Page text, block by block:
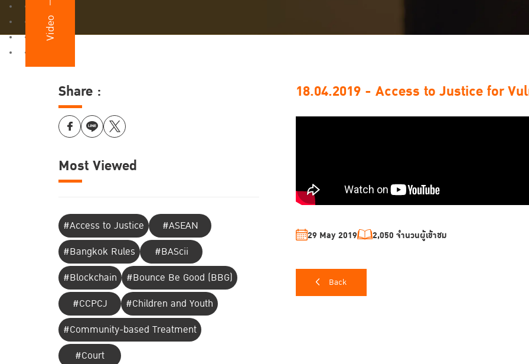
Video
18.04.2019 - Access to Justice for
29 May 2019 2,050 จำนวนผู้เข้าชม
Back
Share :
Most Viewed
#Access to Justice
#ASEAN
#Bangkok Rules
#BAScii
#Blockchain
#Bounce Be Good (BBG)
#CCPCJ
#Children and Youth
#Community-based Treatment
#Court